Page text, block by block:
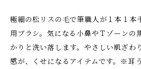
極細の松リスの毛で筆職人が１本１本
用ブラシ。気になる小鼻やＴゾーンの
かりと洗い落します。やさしい肌ざわ
感が、くせになるアイテムです。※耳